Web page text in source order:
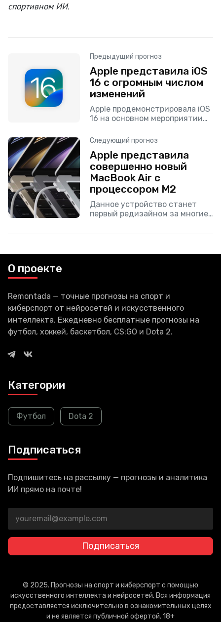
спортивном ИИ.
Предыдущий прогноз
Apple представила iOS
16 с огромным числом
изменений
Apple продемонстрировала iOS
16 на основном мероприятии
блокировки, изменениями в
сообщениях, дополнениями
кошелька, обновлениями карт и
многим другим. Как обычно
Следующий прогноз
Apple представила
совершенно новый
MacBook Air с
процессором M2
Данное устройство станет
первый редизайном за многие
О проекте
Remontada — точные прогнозы на спорт и
киберспорт от нейросетей и искусственного
интеллекта. Ежедневно бесплатные прогнозы на
футбол, хоккей, баскетбол, CS:GO и Dota 2.
Категории
Футбол Dota 2
Подписаться
Подпишитесь на рассылку — прогнозы и аналитика
ИИ прямо на почте!
Подписаться
© 2025. Прогнозы на спорт и киберспорт с помощью
искусственного интеллекта и нейросетей. Вся информация
предоставляется исключительно в ознакомительных целях
и не является публичной офертой. 18+